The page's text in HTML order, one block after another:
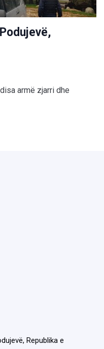
armë zjarri dhe
Republika e